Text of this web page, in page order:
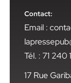
Contact:
Email :
Tél. : 71 240
17 Rue